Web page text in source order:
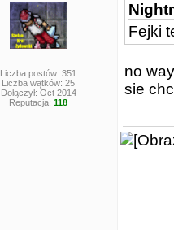
Liczba postów: 351
Liczba wątków: 25
Dołączył: Oct 2014
Reputacja: 118
Fejki
no
sie